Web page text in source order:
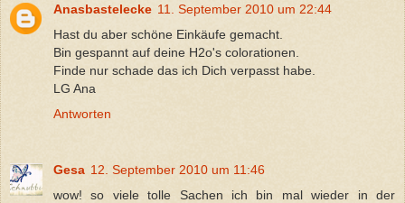
Anasbastelecke 11. September 2010 um 22:44
Hast du aber schöne Einkäufe gemacht.
Bin gespannt auf deine H2o's colorationen.
Finde nur schade das ich Dich verpasst habe.
LG Ana
Antworten
Gesa 12. September 2010 um 11:46
wow! so viele tolle Sachen ich bin mal wieder in der